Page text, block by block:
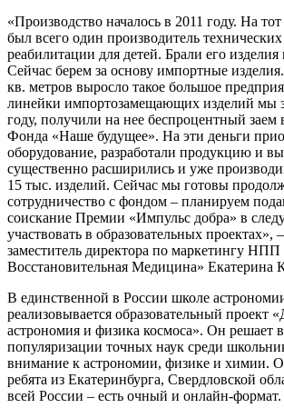
«Производство началось в 2011 году. На
был всего один производитель технических
реабилитации для детей. Брали его изделия
Сейчас берем за основу импортные
кв. метров выросло такое большое
линейки импортозамещающих изделий мы
году, получили на нее беспроцентный заем
Фонда «Наше будущее». На эти деньги
оборудование, разработали продукцию и
существенно расширились и уже
15 тыс. изделий. Сейчас мы готовы
сотрудничество с фондом – планируем
соискание Премии «Импульс добра» в
участвовать в образовательных проектах»,
заместитель директора по маркетингу НПП
Восстановительная Медицина» Екатерина
В единственной в России школе
реализовывается образовательный проект
астрономия и физика космоса». Он решает
популяризации точных наук среди
внимание к астрономии, физике и химии.
ребята из Екатеринбурга, Свердловской
всей России – есть очный и онлайн-формат.